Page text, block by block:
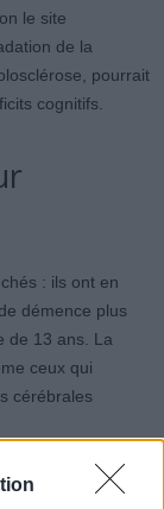
le site
de la
pourrait
cognitifs.
: ils ont en
démence plus
de 13 ans. La
ceux qui
cérébrales
d’alcool, même